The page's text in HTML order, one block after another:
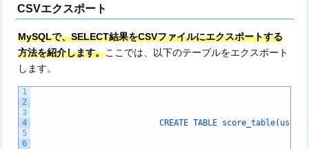
CSVエクスポート
MySQLで、SELECT結果をCSVファイルにエクスポートする
方法を紹介します。ここでは、以下のテーブルをエクスポート
します。
1
2
3
4
5
6
CREATE TABLE score_table(